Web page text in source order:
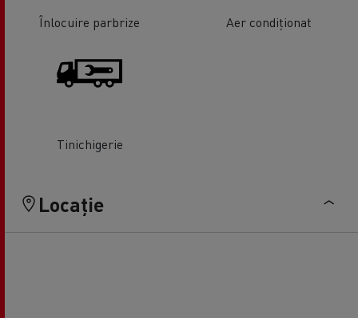
Înlocuire parbrize Aer condiționat
Tinichigerie
Locație